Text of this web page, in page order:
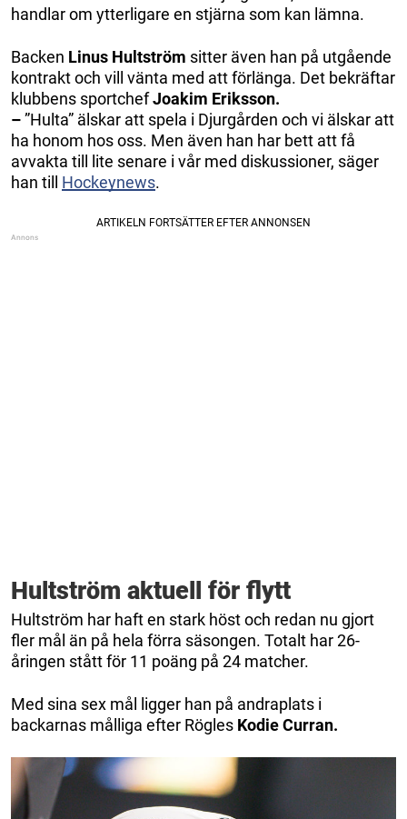
handlar om ytterligare en stjärna som kan lämna.
Backen Linus Hultström sitter även han på utgående
kontrakt och vill vänta med att förlänga. Det bekräftar
klubbens sportchefJoakim Eriksson.
–”Hulta” älskar att spela i Djurgården och vi älskar att
ha honom hos oss. Men även han har bett att få
avvakta till lite senare i vår med diskussioner, säger
han till Hockeynews.
Hultström aktuell för flytt
Hultström har haft en stark höst och redan nu gjort
fler mål än på hela förra säsongen. Totalt har 26-
åringen stått för 11 poäng på 24 matcher.
Med sina sex mål ligger han på andraplats i
backarnas målliga efter Rögles Kodie Curran.